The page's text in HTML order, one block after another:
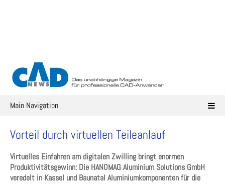
Main Navigation
Vorteil durch virtuellen Teileanlauf
Virtuelles Einfahren am digitalen Zwilling bringt enormen
Produktivitätsgewinn: Die HANOMAG Aluminium Solutions GmbH
veredelt in Kassel und Baunatal Aluminiumkomponenten für die